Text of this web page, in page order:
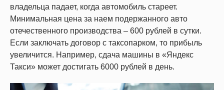
владельца падает, когда автомобиль стареет.
Минимальная цена за наем подержанного авто
отечественного производства – 600 рублей в сутки.
Если заключать договор с таксопарком, то прибыль
увеличится. Например, сдача машины в «Яндекс
Такси» может достигать 6000 рублей в день.